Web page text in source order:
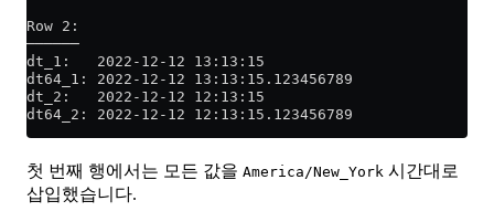
Row 2:
──────
dt_1:   2022-12-12 13:13:15
dt64_1: 2022-12-12 13:13:15.123456789
dt_2:   2022-12-12 12:13:15
dt64_2: 2022-12-12 12:13:15.123456789
첫 번째 행에서는 모든 값을 America/New_York 시간대로
삽입했습니다.